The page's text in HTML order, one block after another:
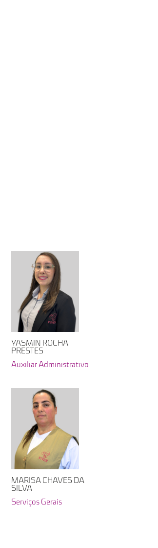
YASMIN ROCHA
PRESTES
Auxiliar Administrativo
MARISA CHAVES DA
SILVA
Serviços Gerais